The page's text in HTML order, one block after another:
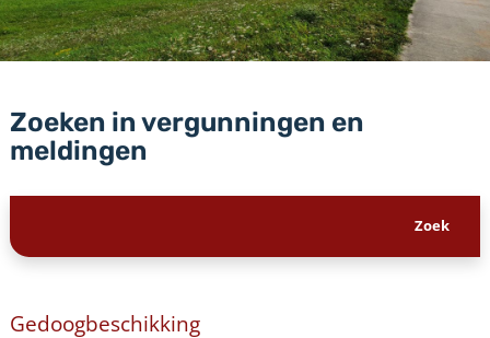
Zoeken in vergunningen en
meldingen
Gedoogbeschikking